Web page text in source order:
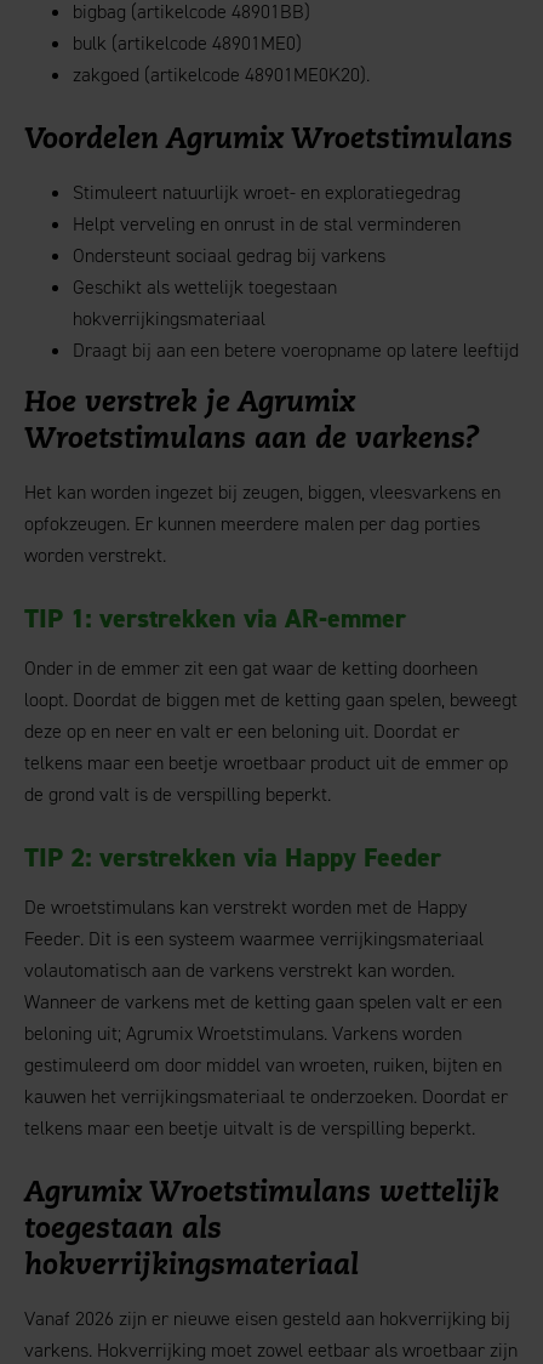
bigbag (artikelcode 48901BB)
bulk (artikelcode 48901ME0)
zakgoed (artikelcode 48901ME0K20).
Voordelen Agrumix Wroetstimulans
Stimuleert natuurlijk wroet- en exploratiegedrag
Helpt verveling en onrust in de stal verminderen
Ondersteunt sociaal gedrag bij varkens
Geschikt als wettelijk toegestaan
hokverrijkingsmateriaal
Draagt bij aan een betere voeropname op latere leeftijd
Hoe verstrek je Agrumix
Wroetstimulans aan de varkens?
Het kan worden ingezet bij zeugen, biggen, vleesvarkens en
opfokzeugen. Er kunnen meerdere malen per dag porties
worden verstrekt.
TIP 1: verstrekken via AR-emmer
Onder in de emmer zit een gat waar de ketting doorheen
loopt. Doordat de biggen met de ketting gaan spelen, beweegt
deze op en neer en valt er een beloning uit. Doordat er
telkens maar een beetje wroetbaar product uit de emmer op
de grond valt is de verspilling beperkt.
TIP 2: verstrekken via Happy Feeder
De wroetstimulans kan verstrekt worden met de Happy
Feeder. Dit is een systeem waarmee verrijkingsmateriaal
volautomatisch aan de varkens verstrekt kan worden.
Wanneer de varkens met de ketting gaan spelen valt er een
beloning uit; Agrumix Wroetstimulans. Varkens worden
gestimuleerd om door middel van wroeten, ruiken, bijten en
kauwen het verrijkingsmateriaal te onderzoeken. Doordat er
telkens maar een beetje uitvalt is de verspilling beperkt.
Agrumix Wroetstimulans wettelijk
toegestaan als
hokverrijkingsmateriaal
Vanaf 2026 zijn er nieuwe eisen gesteld aan hokverrijking bij
varkens. Hokverrijking moet zowel eetbaar als wroetbaar zijn